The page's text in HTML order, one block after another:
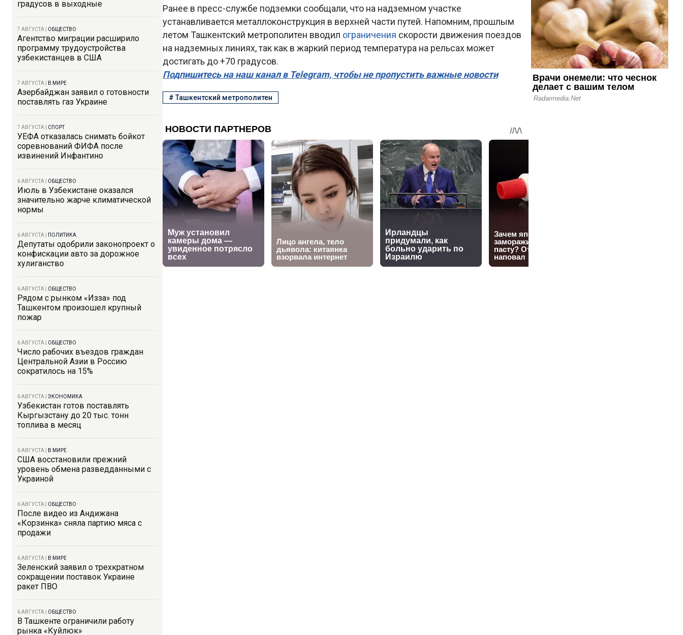
градусов в выходные
7 АВГУСТА ОБЩЕСТВО
Агентство миграции расширило
программу трудоустройства
узбекистанцев в США
7 АВГУСТА В МИРЕ
Азербайджан заявил о готовности
поставлять газ Украине
7 АВГУСТА СПОРТ
УЕФА отказалась снимать бойкот
соревнований ФИФА после
извинений Инфантино
6 АВГУСТА ОБЩЕСТВО
Июль в Узбекистане оказался
значительно жарче климатической
нормы
6 АВГУСТА ПОЛИТИКА
Депутаты одобрили законопроект о
конфискации авто за дорожное
хулиганство
6 АВГУСТА ОБЩЕСТВО
Рядом с рынком «Изза» под
Ташкентом произошел крупный
пожар
6 АВГУСТА ОБЩЕСТВО
Число рабочих въездов граждан
Центральной Азии в Россию
сократилось на 15%
6 АВГУСТА ЭКОНОМИКА
Узбекистан готов поставлять
Кыргызстану до 20 тыс. тонн
топлива в месяц
6 АВГУСТА В МИРЕ
США восстановили прежний
уровень обмена разведданными с
Украиной
6 АВГУСТА ОБЩЕСТВО
После видео из Андижана
«Корзинка» сняла партию мяса с
продажи
6 АВГУСТА В МИРЕ
Зеленский заявил о трехкратном
сокращении поставок Украине
ракет ПВО
6 АВГУСТА ОБЩЕСТВО
В Ташкенте ограничили работу
рынка «Куйлюк»
Ранее в пресс-службе подземки сообщали, что на надземном участке
устанавливается металлоконструкция в верхней части путей. Напомним, прошлым
летом Ташкентский метрополитен вводил ограничения скорости движения поездов
на надземных линиях, так как в жаркий период температура на рельсах может
достигать до +70 градусов.
Подпишитесь на наш канал в Telegram, чтобы не пропустить важные новости
#Ташкентский метрополитен